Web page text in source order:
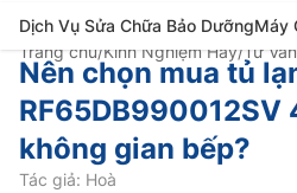
Dịch Vụ Sửa Chữa Bảo DưỡngMáy
Trang chủ/Kinh Nghiệm Hay/Tư
Nên chọn mua tủ
RF65DB990012SV
không gian bếp?
Tác giả: Hoà